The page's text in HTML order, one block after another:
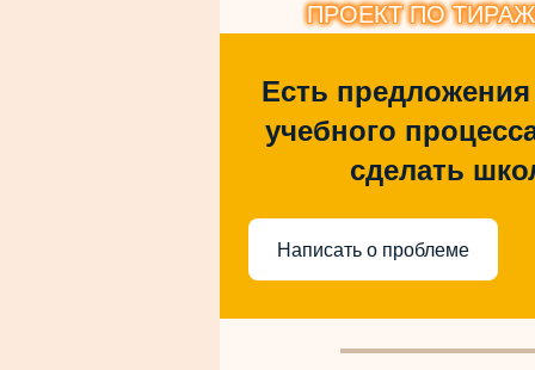
ПРОЕКТ ПО
Есть
учебного
сделать
Написать о проблеме